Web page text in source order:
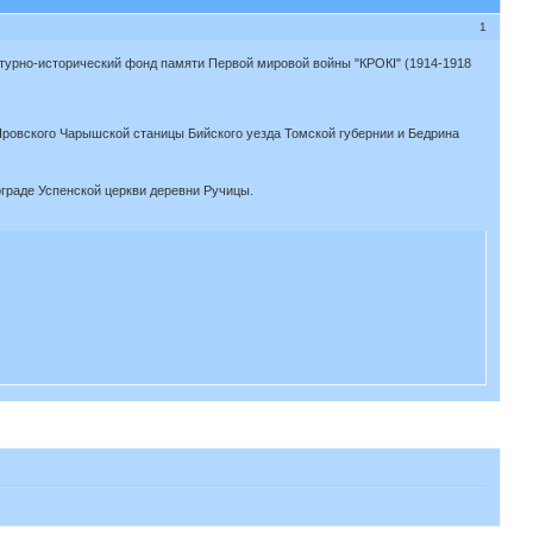
1
исторический фонд памяти Первой мировой войны "КРОКІ" (1914-1918
Чарышской станицы Бийского уезда Томской губернии и Бедрина
Успенской церкви деревни Ручицы.